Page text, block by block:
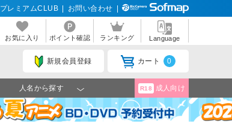
プレミアムCLUB お問い合わせ
お気に入り ポイント確認 ランキング Language
新規会員登録 カート 0
人名から探す R18 成人向け